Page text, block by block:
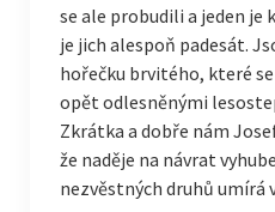
se ale probudili a jeden je
je jich alespoň padesát.
hořečku brvitého, které
opět odlesněnými
Zkrátka a dobře nám
že naděje na návrat
nezvěstných druhů umírá